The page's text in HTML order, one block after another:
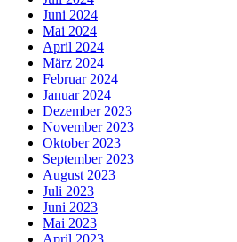
Juni 2024
Mai 2024
April 2024
März 2024
Februar 2024
Januar 2024
Dezember 2023
November 2023
Oktober 2023
September 2023
August 2023
Juli 2023
Juni 2023
Mai 2023